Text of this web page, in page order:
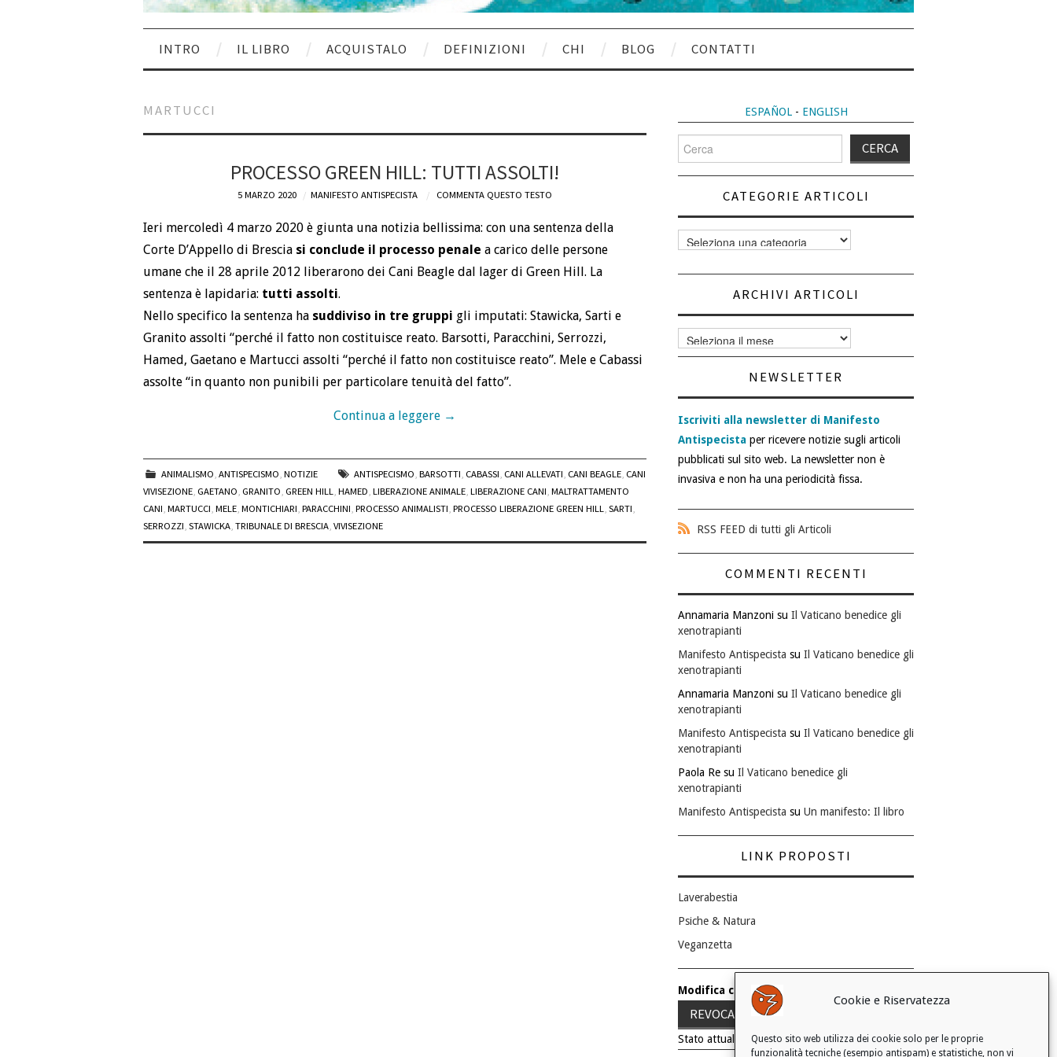
Cookie e Riservatezza
Questo sito web utilizza dei cookie solo per le proprie
funzionalità tecniche (esempio antispam) e statistiche, non vi
INTRO IL LIBRO ACQUISTALO DEFINIZIONI CHI BLOG CONTATTI
MARTUCCI
PROCESSO GREEN HILL: TUTTI ASSOLTI!
5 MARZO 2020 MANIFESTO ANTISPECISTA COMMENTA QUESTO TESTO
Ieri mercoledì 4 marzo 2020 è giunta una notizia bellissima: con una sentenza della
Corte D’Appello di Brescia si conclude il processo penale a carico delle persone
umane che il 28 aprile 2012 liberarono dei Cani Beagle dal lager di Green Hill. La
sentenza è lapidaria: tutti assolti.
Nello specifico la sentenza ha suddiviso in tre gruppi gli imputati: Stawicka, Sarti e
Granito assolti “perché il fatto non costituisce reato. Barsotti, Paracchini, Serrozzi,
Hamed, Gaetano e Martucci assolti “perché il fatto non costituisce reato”. Mele e Cabassi
assolte “in quanto non punibili per particolare tenuità del fatto”.
Continua a leggere →
ANIMALISMO,ANTISPECISMO,NOTIZIE ANTISPECISMO,BARSOTTI, CABASSI, CANI ALLEVATI, CANI BEAGLE, CANI
VIVISEZIONE, GAETANO, GRANITO, GREEN HILL, HAMED, LIBERAZIONE ANIMALE, LIBERAZIONE CANI, MALTRATTAMENTO
CANI, MARTUCCI, MELE, MONTICHIARI, PARACCHINI, PROCESSO ANIMALISTI, PROCESSO LIBERAZIONE GREEN HILL, SARTI,
SERROZZI, STAWICKA, TRIBUNALE DI BRESCIA, VIVISEZIONE
ESPAÑOL- ENGLISH
per:
CATEGORIE ARTICOLI
Categorie
articoli
ARCHIVI ARTICOLI
Archivi
articoli
NEWSLETTER
Iscriviti alla newsletter di Manifesto
Antispecista per ricevere notizie sugli articoli
pubblicati sul sito web. La newsletter non è
invasiva e non ha una periodicità fissa.
RSS FEED di tutti gli Articoli
COMMENTI RECENTI
Annamaria Manzoni su Il Vaticano benedice gli
xenotrapianti
Manifesto Antispecista su Il Vaticano benedice gli
xenotrapianti
Annamaria Manzoni su Il Vaticano benedice gli
xenotrapianti
Manifesto Antispecista su Il Vaticano benedice gli
xenotrapianti
Paola Re su Il Vaticano benedice gli
xenotrapianti
Manifesto Antispecista su Un manifesto: Il libro
LINK PROPOSTI
Laverabestia
Psiche & Natura
Veganzetta
Modifica consenso ai cookie
REVOCA IL TUO CONSENSO
Stato attuale: Negato